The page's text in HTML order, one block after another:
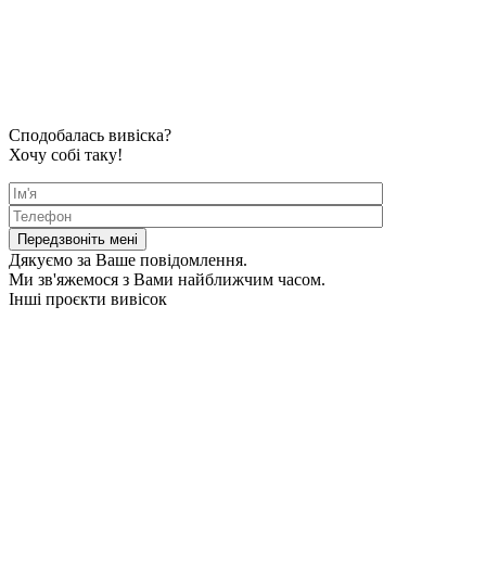
Сподобалась вивіска?
Хочу собі таку!
Дякуємо за Ваше повідомлення.
Ми зв'яжемося з Вами найближчим часом.
Інші проєкти вивісок